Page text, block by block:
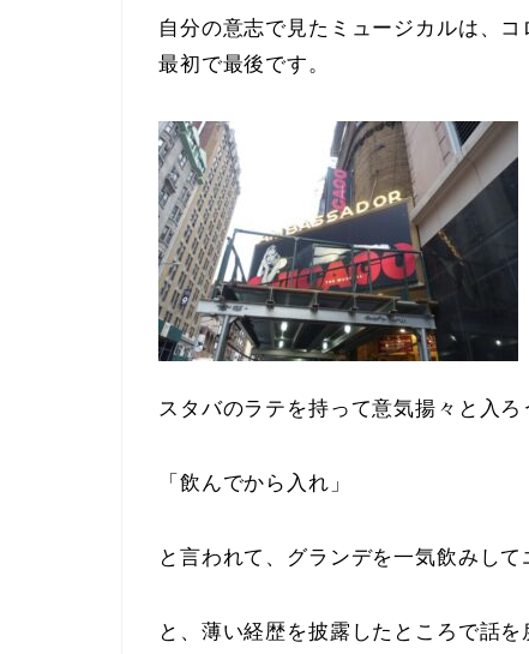
自分の意志で見たミュージカルは、
最初で最後です。
スタバのラテを持って意気揚々と入
「飲んでから入れ」
と言われて、グランデを一気飲みして
と、薄い経歴を披露したところで話